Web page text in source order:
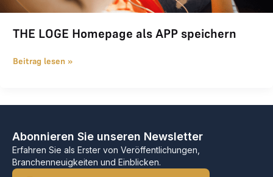
THE LOGE Homepage als APP speichern
Beitrag lesen »
Abonnieren Sie unseren Newsletter
Erfahren Sie als Erster von Veröffentlichungen,
Branchenneuigkeiten und Einblicken.